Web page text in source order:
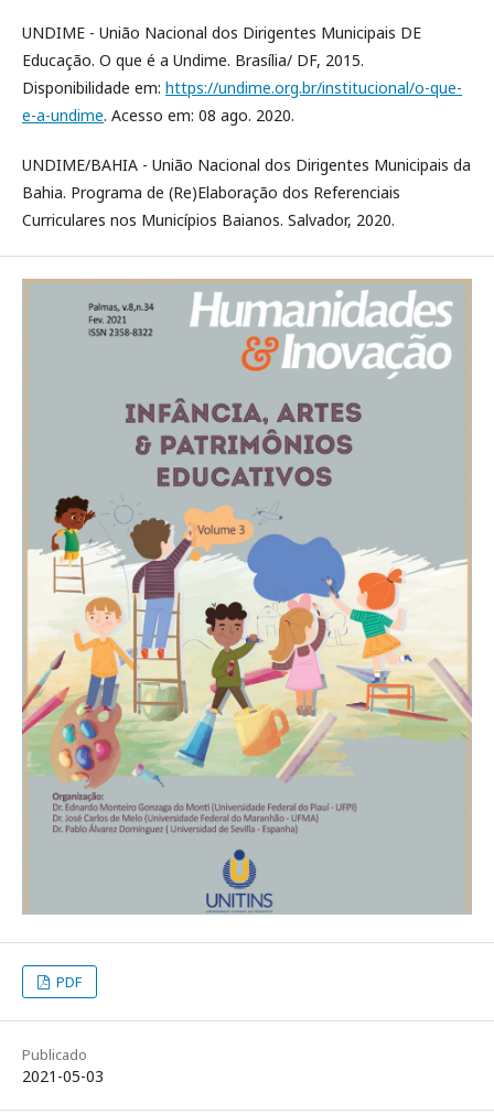
UNDIME - União Nacional dos Dirigentes Municipais DE
Educação. O que é a Undime. Brasília/ DF, 2015.
Disponibilidade em: https://undime.org.br/institucional/o-que-
e-a-undime. Acesso em: 08 ago. 2020.
UNDIME/BAHIA - União Nacional dos Dirigentes Municipais da
Bahia. Programa de (Re)Elaboração dos Referenciais
Curriculares nos Municípios Baianos. Salvador, 2020.
PDF
Publicado
2021-05-03